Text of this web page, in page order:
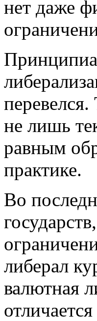
нет даже
не лишь
равным
практике.
Во
либерал
валютная